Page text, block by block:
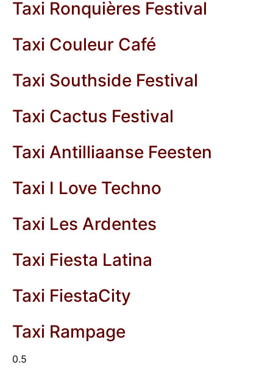
Taxi Ronquières Festival
Taxi Couleur Café
Taxi Southside Festival
Taxi Cactus Festival
Taxi Antilliaanse Feesten
Taxi I Love Techno
Taxi Les Ardentes
Taxi Fiesta Latina
Taxi FiestaCity
Taxi Rampage